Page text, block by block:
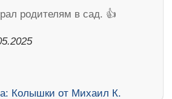
родителям в сад. 👍